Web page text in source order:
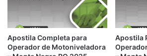
Apostila Completa para
Operador de Motoniveladora
Apostila